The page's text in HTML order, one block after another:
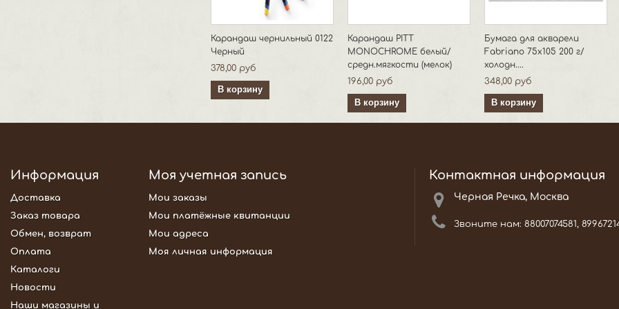
Карандаш чернильный 0122
Черный
378,00 руб
В корзину
Карандаш PITT
MONOCHROME белый/
средн.мягкости (мелок)
196,00 руб
В корзину
Бумага для акварели
Fabriano 75х105 200 г/
холодн....
348,00 руб
В корзину
Информация
Доставка
Заказ товара
Обмен, возврат
Оплата
Каталоги
Новости
Наши магазины и
Моя учетная запись
Мои заказы
Мои платёжные квитанции
Мои адреса
Моя личная информация
Контактная информация
Черная Речка, Москва
Звоните нам: 88007074581,